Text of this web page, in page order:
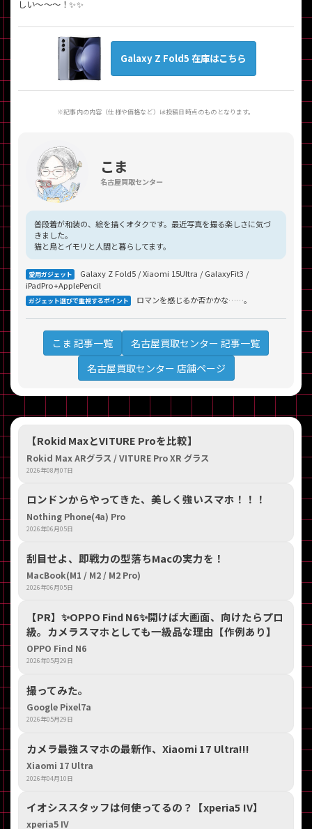
しい～～～！✨✨
Galaxy Z Fold5 在庫はこちら
※記事内の内容（仕様や価格など）は投稿日時点のものとなります。
こま
名古屋買取センター
普段着が和装の、絵を描くオタクです。最近写真を撮る楽しさに気づ
きました。
猫と鳥とイモリと人間と暮らしてます。
愛用ガジェット Galaxy Z Fold5 / Xiaomi 15Ultra / GalaxyFit3 /
iPadPro+ApplePencil
ガジェット選びで重視するポイント ロマンを感じるか否かかな……。
こま 記事一覧
名古屋買取センター 記事一覧
名古屋買取センター 店舗ページ
【Rokid MaxとVITURE Proを比較】
Rokid Max ARグラス / VITURE Pro XR グラス
2026年08月07日
ロンドンからやってきた、美しく強いスマホ！！！
Nothing Phone(4a) Pro
2026年06月05日
刮目せよ、即戦力の型落ちMacの実力を！
MacBook(M1 / M2 / M2 Pro)
2026年06月05日
【PR】​✨OPPO Find N6✨開けば大画面、向けたらプロ
級。カメラスマホとしても一級品な理由【作例あり】
OPPO Find N6
2026年05月29日
撮ってみた。
Google Pixel7a
2026年05月29日
カメラ最強スマホの最新作、Xiaomi 17 Ultra!!!
Xiaomi 17 Ultra
2026年04月10日
イオシススタッフは何使ってるの？【xperia5 IV】
xperia5 IV